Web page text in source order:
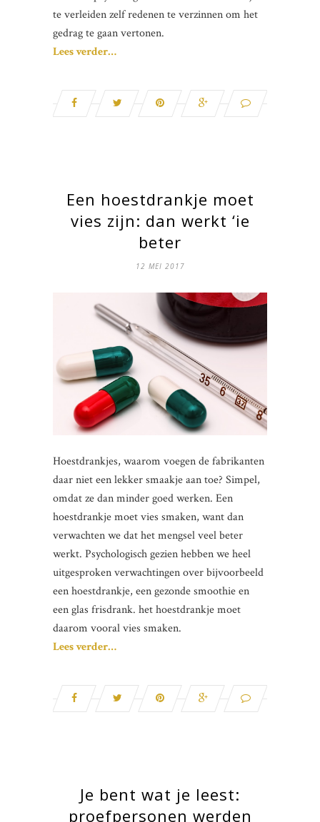
te verleiden zelf redenen te verzinnen om het
gedrag te gaan vertonen.
Lees verder…
Een hoestdrankje moet
vies zijn: dan werkt ‘ie
beter
12 MEI 2017
Hoestdrankjes, waarom voegen de fabrikanten
daar niet een lekker smaakje aan toe? Simpel,
omdat ze dan minder goed werken. Een
hoestdrankje moet vies smaken, want dan
verwachten we dat het mengsel veel beter
werkt. Psychologisch gezien hebben we heel
uitgesproken verwachtingen over bijvoorbeeld
een hoestdrankje, een gezonde smoothie en
een glas frisdrank. het hoestdrankje moet
daarom vooral vies smaken.
Lees verder…
Je bent wat je leest:
proefpersonen werden